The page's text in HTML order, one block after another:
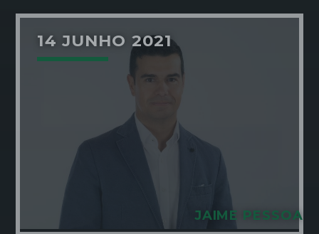
14 JUNHO 2021
JAIME PESSOA